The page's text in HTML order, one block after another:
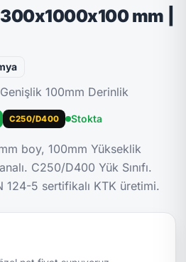
mm |
100mm Derinlik
C250/D400 Stokta
boy, 100mm Yükseklik
C250/D400 Yük Sınıfı.
124-5 sertifikalı KTK üretimi.